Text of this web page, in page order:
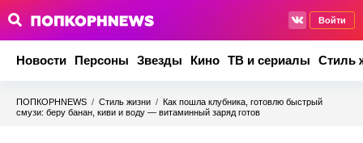
Войти
Новости Персоны Звезды Кино ТВ и сериалы Стиль
ПОПКОРНNEWS / Стиль жизни / Как пошла клубника, готовлю быстрый
смузи: беру банан, киви и воду — витаминный заряд готов